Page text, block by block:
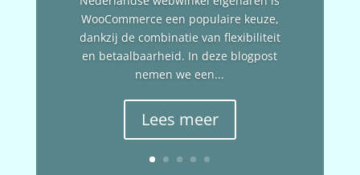
WooCommerce een populaire keuze,
dankzij de combinatie van flexibiliteit
en betaalbaarheid. In deze blogpost
nemen we een...
Lees meer